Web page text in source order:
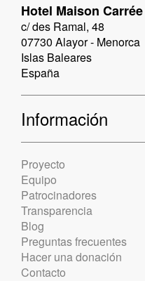
Hotel Maison Carrée
c/ des Ramal, 48
07730 Alayor - Menorca
Islas Baleares
España
Información
Proyecto
Equipo
Patrocinadores
Transparencia
Blog
Preguntas frecuentes
Hacer una donación
Contacto